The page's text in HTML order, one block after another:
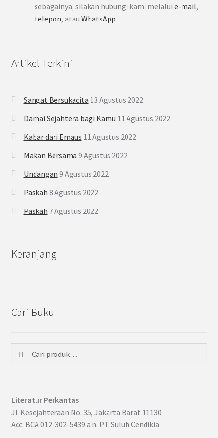
sebagainya, silakan hubungi kami melalui e-mail,
telepon, atau WhatsApp.
Artikel Terkini
Sangat Bersukacita 13 Agustus 2022
Damai Sejahtera bagi Kamu 11 Agustus 2022
Kabar dari Emaus 11 Agustus 2022
Makan Bersama 9 Agustus 2022
Undangan 9 Agustus 2022
Paskah 8 Agustus 2022
Paskah 7 Agustus 2022
Keranjang
Cari Buku
Pencarian
Literatur Perkantas
Jl. Kesejahteraan No. 35, Jakarta Barat 11130
Acc: BCA 012-302-5439 a.n. PT. Suluh Cendikia